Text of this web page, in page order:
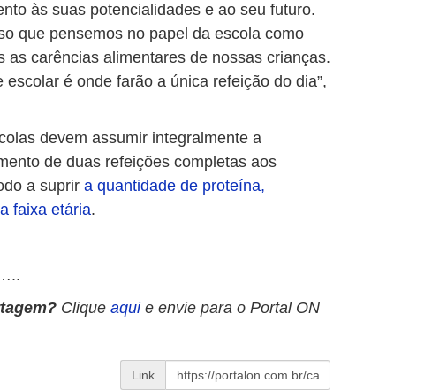
às suas potencialidades e ao seu futuro.
que pensemos no papel da escola como
as carências alimentares de nossas crianças.
é onde farão a única refeição do dia”,
devem assumir integralmente a
de duas refeições completas aos
a suprir a quantidade de proteína,
faixa etária.
Clique aqui e envie para o Portal ON
Link